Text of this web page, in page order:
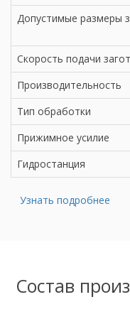
Допустимые размеры
Скорость подачи
Производительность
Тип обработки
Прижимное усилие
Гидростанция
Узнать подробнее
Состав